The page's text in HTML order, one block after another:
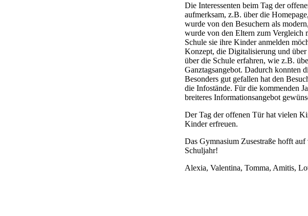
Die Interessenten beim Tag der
aufmerksam, z.B. über die
wurde von den Besuchern als
wurde von den Eltern zum Vergleich
Schule sie ihre Kinder anmelden
Konzept, die Digitalisierung und
über die Schule erfahren, wie z.B.
Ganztagsangebot. Dadurch konnten
Besonders gut gefallen hat den
die Infostände. Für die kommenden
breiteres Informationsangebot
Der Tag der offenen Tür hat vielen
Kinder erfreuen.
Das Gymnasium Zusestraße hofft
Schuljahr!
Alexia, Valentina, Tomma, Amitis,